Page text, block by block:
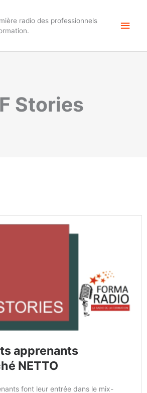
radio des professionnels
Stories
apprenants
NETTO
font leur entrée dans le mix-